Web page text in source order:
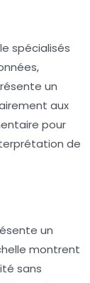
spécialisés
un
aux
pour
de
un
montrent
sans